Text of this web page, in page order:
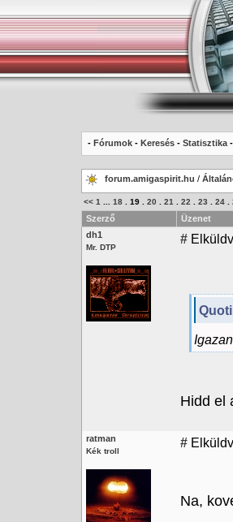
- Fórumok - Keresés - Statisztika -
forum.amigaspirit.hu /
<< 1 18 19 20 21 22 23 24
Szerző
Üzenet
dh1
Mr. DTP
#
Hidd el
ratman
Kék troll
#
Na,